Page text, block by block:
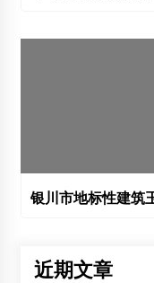
银川市地标性建筑
近期文章